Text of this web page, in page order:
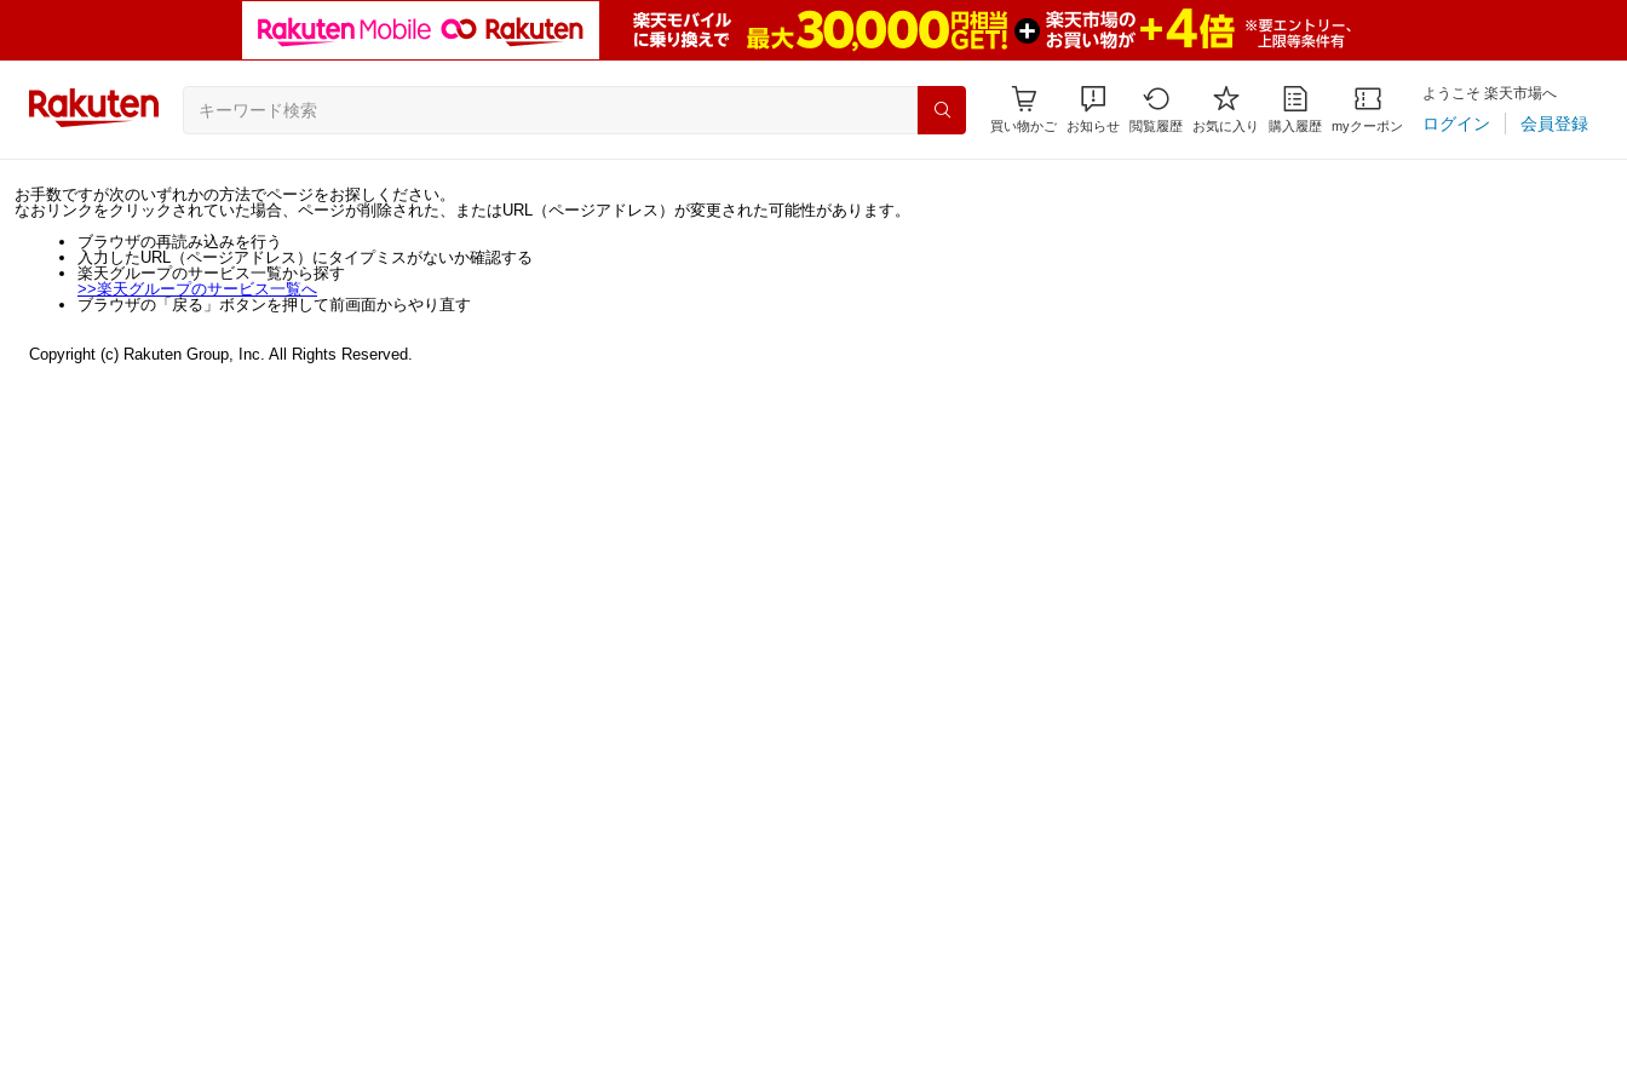
買い物かご お知らせ 閲覧履歴 お気に入り 購入履歴 myクーポン
ようこそ 楽天市場へ
ログイン 会員登録
お手数ですが次のいずれかの方法でページをお探しください。
なおリンクをクリックされていた場合、ページが削除された、またはURL（ページアドレス）が変更された可能性があります。
ブラウザの再読み込みを行う
入力したURL（ページアドレス）にタイプミスがないか確認する
楽天グループのサービス一覧から探す
>>楽天グループのサービス一覧へ
ブラウザの「戻る」ボタンを押して前画面からやり直す
Copyright (c) Rakuten Group, Inc. All Rights Reserved.